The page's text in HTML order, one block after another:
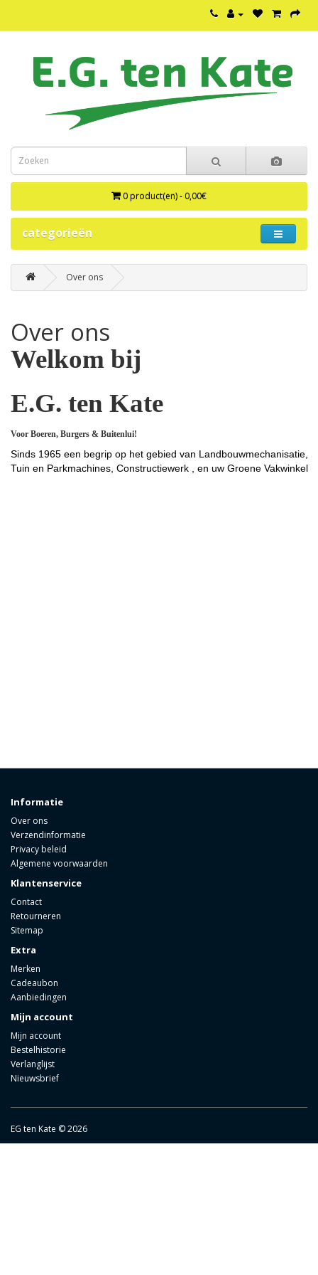
0 product(en) - 0,00€
categorieën
Over ons
Over ons
Welkom bij
E.G. ten Kate
Voor Boeren, Burgers & Buitenlui!
Sinds 1965 een begrip op het gebied van Landbouwmechanisatie,
Tuin en Parkmachines, Constructiewerk , en uw Groene Vakwinkel
Informatie
Over ons
Verzendinformatie
Privacy beleid
Algemene voorwaarden
Klantenservice
Contact
Retourneren
Sitemap
Extra
Merken
Cadeaubon
Aanbiedingen
Mijn account
Mijn account
Bestelhistorie
Verlanglijst
Nieuwsbrief
EG ten Kate © 2026